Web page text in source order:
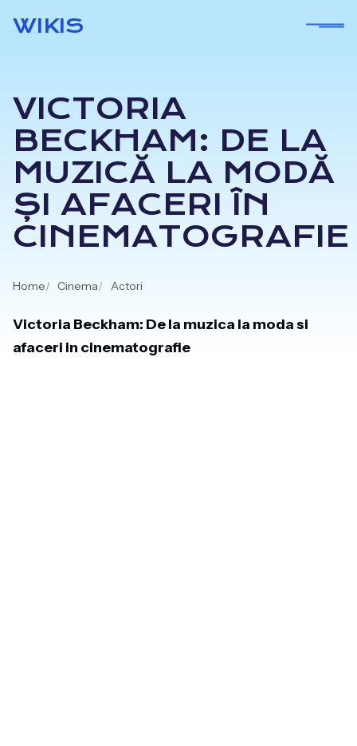
WIKIS
VICTORIA
BECKHAM: DE LA
MUZICĂ LA MODĂ
ȘI AFACERI ÎN
CINEMATOGRAFIE
Home Cinema Actori
Victoria Beckham: De la muzica la moda si
afaceri in cinematografie